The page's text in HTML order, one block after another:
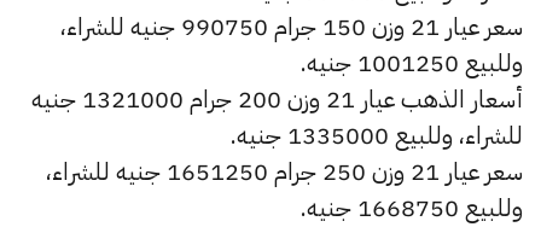
سعر عيار 21 وزن 150 جرام 990750 جنيه للشراء،
وللبيع 1001250 جنيه.
أسعار الذهب عيار 21 وزن 200 جرام 1321000 جنيه
للشراء، وللبيع 1335000 جنيه.
سعر عيار 21 وزن 250 جرام 1651250 جنيه للشراء،
وللبيع 1668750 جنيه.